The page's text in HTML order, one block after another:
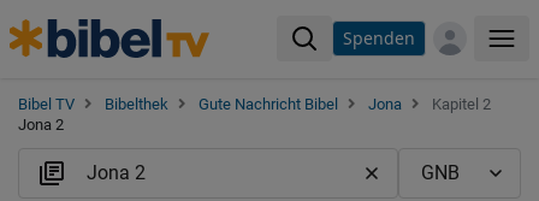
Spenden
Bibel TV Bibelthek Gute Nachricht Bibel Jona
Kapitel 2
Jona 2